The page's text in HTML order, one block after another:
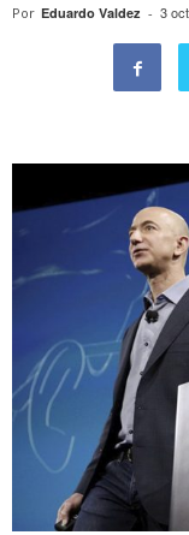
Por Eduardo Valdez - 3